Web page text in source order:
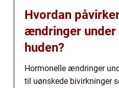
Hvordan
ændringer
huden?
Hormonelle ændringer
til uønskede bivirkninger